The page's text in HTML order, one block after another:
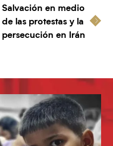
Salvación en medio
de las protestas y la
persecución en Irán